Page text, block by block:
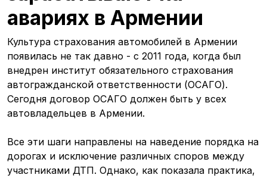
авариях в Армении
Культура страхования автомобилей в Армении
появилась не так давно - с 2011 года, когда был
внедрен институт обязательного страхования
автогражданской ответственности (ОСАГО).
Сегодня договор ОСАГО должен быть у всех
автовладельцев в Армении.
Все эти шаги направлены на наведение порядка на
дорогах и исключение различных споров между
участниками ДТП. Однако, как показала практика,